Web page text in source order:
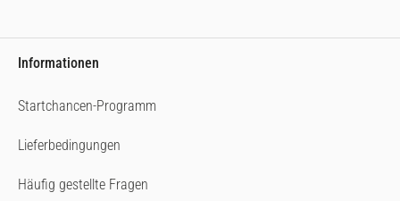
Informationen
Startchancen-Programm
Lieferbedingungen
Häufig gestellte Fragen